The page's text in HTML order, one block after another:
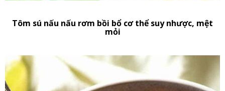
Tôm sú nấu nấu rơm bồi bổ cơ thể suy nhược, mệt
mỏi